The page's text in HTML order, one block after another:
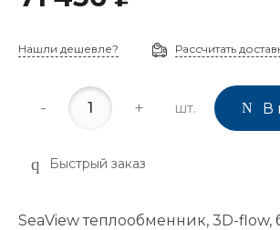
Нашли дешевле? Рассчитать
- + шт. В
Быстрый заказ
SeaView теплообменник, 3D-flow,